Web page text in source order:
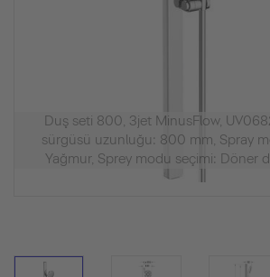
Duş seti 800, 3jet MinusFlow,
sürgüsü uzunluğu: 800 mm, Spray
Yağmur, Sprey modu seçimi: Döner
810 mm